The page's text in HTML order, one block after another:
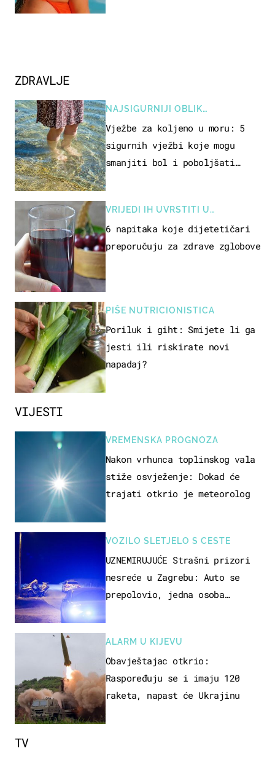
VIJESTI
VREMENSKA PROGNOZA
Nakon vrhunca toplinskog vala
stiže osvježenje: Dokad će
trajati otkrio je meteorolog
VOZILO SLETJELO S CESTE
UZNEMIRUJUĆE Strašni prizori
nesreće u Zagrebu: Auto se
prepolovio, jedna osoba
ALARM U KIJEVU
Obavještajac otkrio:
Raspoređuju se i imaju 120
raketa, napast će Ukrajinu
ZDRAVLJE
NAJSIGURNIJI OBLIK
REKREACIJE
Vježbe za koljeno u moru: 5
sigurnih vježbi koje mogu
smanjiti bol i poboljšati
VRIJEDI IH UVRSTITI U
PREHRANU
6 napitaka koje dijetetičari
preporučuju za zdrave zglobove
PIŠE NUTRICIONISTICA
Poriluk i giht: Smijete li ga
jesti ili riskirate novi
napadaj?
TV